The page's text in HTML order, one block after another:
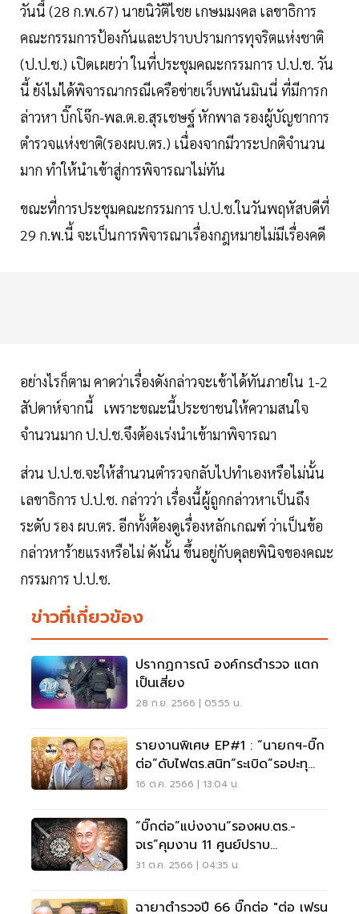
วันนี้ (28 ก.พ.67) นายนิวัติไชย เกษมมงคล เลขาธิการ
คณะกรรมการป้องกันและปราบปรามการทุจริตแห่งชาติ
(ป.ป.ช.) เปิดเผยว่า ในที่ประชุมคณะกรรมการ ป.ป.ช. วัน
นี้ ยังไม่ได้พิจารณากรณีเครือข่ายเว็บพนันมินนี่ ที่มีการก
ล่าวหา บิ๊กโจ๊ก-พล.ต.อ.สุรเชษฐ์ หักพาล รองผู้บัญชาการ
ตำรวจแห่งชาติ(รองผบ.ตร.) เนื่องจากมีวาระปกติจำนวน
มาก ทำให้นำเข้าสู่การพิจารณาไม่ทัน
ขณะที่การประชุมคณะกรรมการ ป.ป.ช.ในวันพฤหัสบดีที่
29 ก.พ.นี้ จะเป็นการพิจารณาเรื่องกฎหมายไม่มีเรื่องคดี
อย่างไรก็ตาม คาดว่าเรื่องดังกล่าวจะเข้าได้ทันภายใน 1-2
สัปดาห์จากนี้ เพราะขณะนี้ประชาชนให้ความสนใจ
จำนวนมาก ป.ป.ช.จึงต้องเร่งนำเข้ามาพิจารณา
ส่วน ป.ป.ช.จะให้สำนวนตำรวจกลับไปทำเองหรือไม่นั้น
เลขาธิการ ป.ป.ช. กล่าวว่า เรื่องนี้ผู้ถูกกล่าวหาเป็นถึง
ระดับ รอง ผบ.ตร. อีกทั้งต้องดูเรื่องหลักเกณฑ์ ว่าเป็นข้อ
กล่าวหาร้ายแรงหรือไม่ ดังนั้น ขึ้นอยู่กับดุลยพินิจของคณะ
กรรมการ ป.ป.ช.
ข่าวที่เกี่ยวข้อง
ปรากฏการณ์ องค์กรตำรวจ แตก
เป็นเสี่ยง
28 ก.ย. 2566 | 05:55 น.
รายงานพิเศษ EP#1 : “นายกฯ-บิ๊ก
ต่อ”ดับไฟตร.สนิท“ระเบิด”รอปะทุ
หนักรอบหน้า!
16 ต.ค. 2566 | 13:04 น.
“บิ๊กต่อ”แบ่งงาน“รองผบ.ตร.-
จเร”คุมงาน 11 ศูนย์ปราบ
อาชญากรรมพิเศษ
31 ต.ค. 2566 | 04:35 น.
ฉายาตำรวจปี 66 บิ๊กต่อ "ต่อ เฟรน